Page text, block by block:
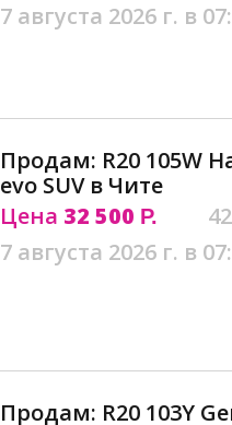
7 августа 2026 г. в
Продам: R20 105W
evo SUV в Чите
Цена 32 500 Р.
7 августа 2026 г. в
Продам: R20 103Y